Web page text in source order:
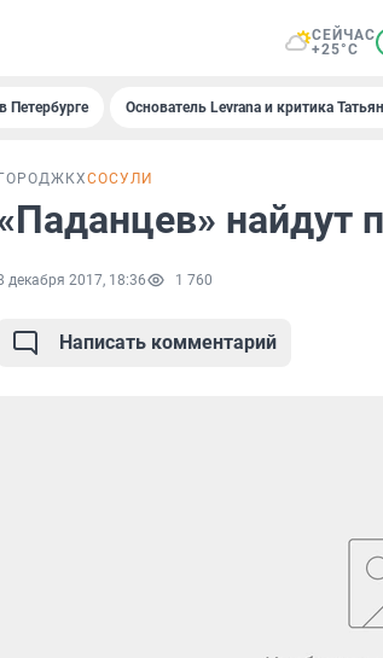
СЕЙЧАС
+25°C
Петербурге Основатель Levrana и критика
ГОРОДЖКХСОСУЛИ
найдут
декабря 2017, 18:36 1 760
Написать комментарий